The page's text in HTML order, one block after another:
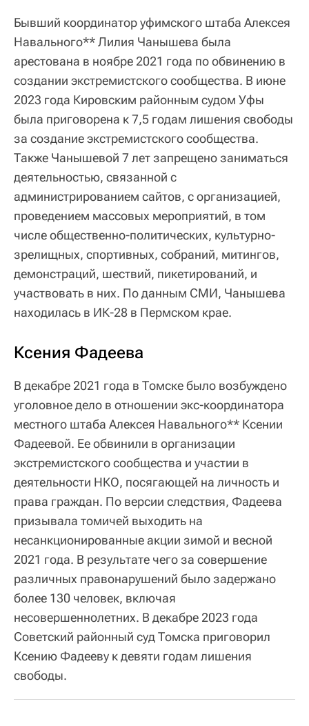
Бывший координатор уфимского штаба Алексея
Навального** Лилия Чанышева была
арестована в ноябре 2021 года по обвинению в
создании экстремистского сообщества. В июне
2023 года Кировским районным судом Уфы
была приговорена к 7,5 годам лишения свободы
за создание экстремистского сообщества.
Также Чанышевой 7 лет запрещено заниматься
деятельностью, связанной с
администрированием сайтов, с организацией,
проведением массовых мероприятий, в том
числе общественно-политических, культурно-
зрелищных, спортивных, собраний, митингов,
демонстраций, шествий, пикетирований, и
участвовать в них. По данным СМИ, Чанышева
находилась в ИК-28 в Пермском крае.
Ксения Фадеева
В декабре 2021 года в Томске было возбуждено
уголовное дело в отношении экс-координатора
местного штаба Алексея Навального** Ксении
Фадеевой. Ее обвинили в организации
экстремистского сообщества и участии в
деятельности НКО, посягающей на личность и
права граждан. По версии следствия, Фадеева
призывала томичей выходить на
несанкционированные акции зимой и весной
2021 года. В результате чего за совершение
различных правонарушений было задержано
более 130 человек, включая
несовершеннолетних. В декабре 2023 года
Советский районный суд Томска приговорил
Ксению Фадееву к девяти годам лишения
свободы.